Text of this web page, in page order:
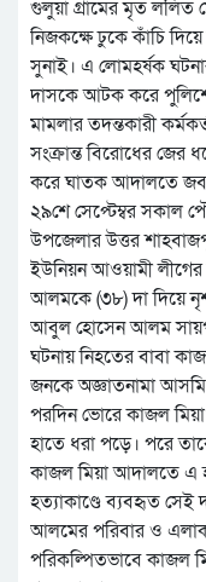
গুলুয়া গ্রামের মৃত ললিত
নিজকক্ষে ঢুকে কাঁচি
সুনাই। এ লোমহর্ষক
দাসকে আটক করে
মামলার তদন্তকারী
সংক্রান্ত বিরোধের জের
করে ঘাতক আদালতে
২৯শে সেপ্টেম্বর সকাল
উপজেলার উত্তর
ইউনিয়ন আওয়ামী
আলমকে (৩৮) দা দিয়ে
আবুল হোসেন আলম
ঘটনায় নিহতের বাবা
জনকে অজ্ঞাতনামা আসমি
পরদিন ভোরে কাজল
হাতে ধরা পড়ে। পরে
কাজল মিয়া আদালতে এ
হত্যাকাণ্ডে ব্যবহৃত
আলমের পরিবার ও
পরিকল্পিতভাবে কাজল